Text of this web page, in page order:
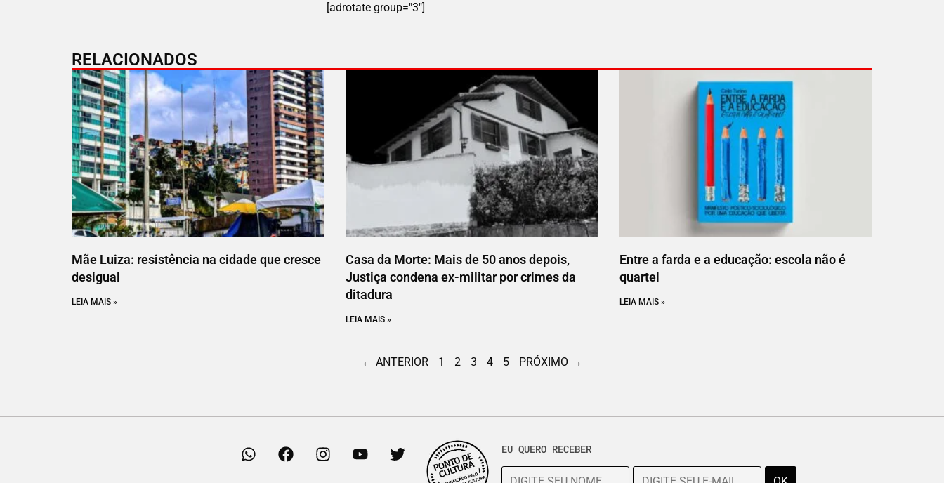
[adrotate group="3"]
RELACIONADOS
Mãe Luiza: resistência na cidade que cresce
desigual
LEIA MAIS »
Casa da Morte: Mais de 50 anos depois,
Justiça condena ex-militar por crimes da
ditadura
LEIA MAIS »
Entre a farda e a educação: escola não é
quartel
LEIA MAIS »
← ANTERIOR 1 2 3 4 5 PRÓXIMO →
EU QUERO RECEBER